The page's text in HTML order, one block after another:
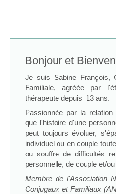
Bonjour et
Je suis Sabine François,
Familiale, agréée par
thérapeute depuis 13 ans.
Passionnée par la
que l'histoire d'une
peut toujours évoluer,
individuel ou en couple
ou souffre de difficultés
personnelle, de couple et/
Membre de l'Association
Conjugaux et Familiaux